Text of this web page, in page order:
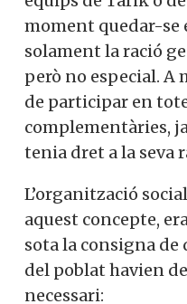
moment quedar-se
solament la ració
però no especial. A
de participar en
complementàries,
tenia dret a la seva
L’organització
aquest concepte,
sota la consigna de
del poblat havien
necessari: